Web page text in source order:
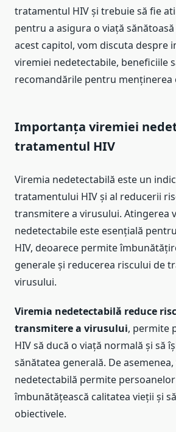
tratamentul HIV și trebuie să fie
pentru a asigura o viață
acest capitol, vom discuta despre
viremiei nedetectabile, beneficiile
recomandările pentru menținerea
Importanța viremiei
tratamentul HIV
Viremia nedetectabilă este un
tratamentului HIV și al reducerii
transmitere a virusului. Atingerea
nedetectabile este esențială
HIV, deoarece permite
generale și reducerea riscului de
virusului.
Viremia nedetectabilă reduce
transmitere a virusului, permite
HIV să ducă o viață normală și să
sănătatea generală. De
nedetectabilă permite persoanelor
îmbunătățească calitatea vieții și
obiectivele.